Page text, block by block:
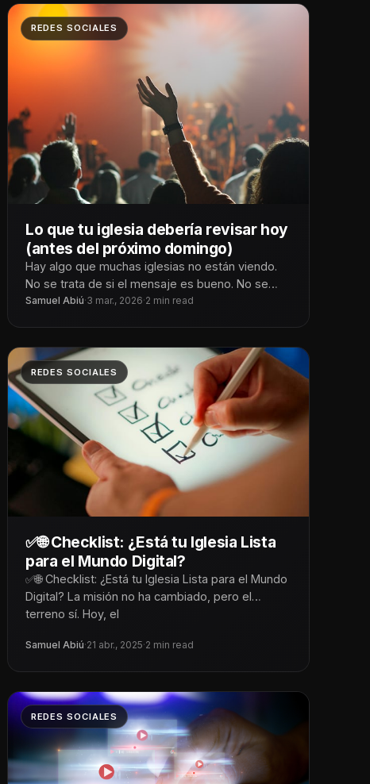
REDES SOCIALES
Lo que tu iglesia debería revisar hoy
(antes del próximo domingo)
Hay algo que muchas iglesias no están viendo.
No se trata de si el mensaje es bueno. No se
trata
Samuel Abiú·3 mar., 2026·2 min read
REDES SOCIALES
✅🌐 Checklist: ¿Está tu Iglesia Lista
para el Mundo Digital?
✅🌐 Checklist: ¿Está tu Iglesia Lista para el Mundo
Digital? La misión no ha cambiado, pero el
terreno sí. Hoy, el
Samuel Abiú·21 abr., 2025·2 min read
REDES SOCIALES